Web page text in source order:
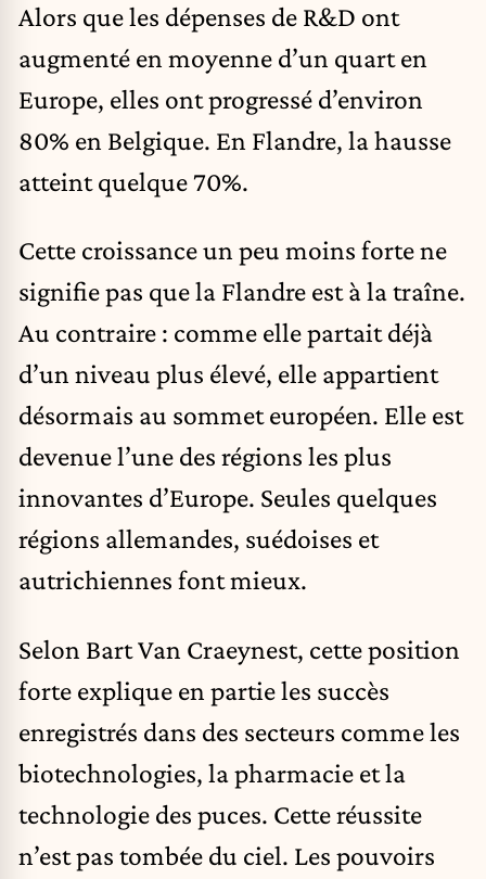
Alors que les dépenses de R&D ont
augmenté en moyenne d’un quart en
Europe, elles ont progressé d’environ
80% en Belgique. En Flandre, la hausse
atteint quelque 70%.
Cette croissance un peu moins forte ne
signifie pas que la Flandre est à la traîne.
Au contraire : comme elle partait déjà
d’un niveau plus élevé, elle appartient
désormais au sommet européen. Elle est
devenue l’une des régions les plus
innovantes d’Europe. Seules quelques
régions allemandes, suédoises et
autrichiennes font mieux.
Selon Bart Van Craeynest, cette position
forte explique en partie les succès
enregistrés dans des secteurs comme les
biotechnologies, la pharmacie et la
technologie des puces. Cette réussite
n’est pas tombée du ciel. Les pouvoirs